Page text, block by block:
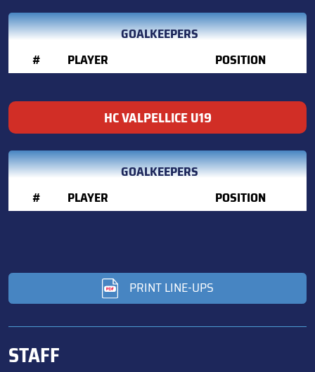
GOALKEEPERS
#
PLAYER POSITION
HC VALPELLICE U19
GOALKEEPERS
#
PLAYER POSITION
PRINT LINE-UPS
STAFF